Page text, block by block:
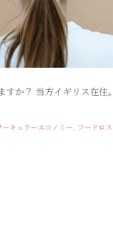
すか？ 当方イギリス在
ーキュラーエコノミー, フードロス